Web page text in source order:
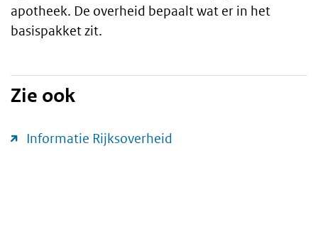
apotheek. De overheid bepaalt wat er in het
basispakket zit.
Zie ook
Informatie Rijksoverheid